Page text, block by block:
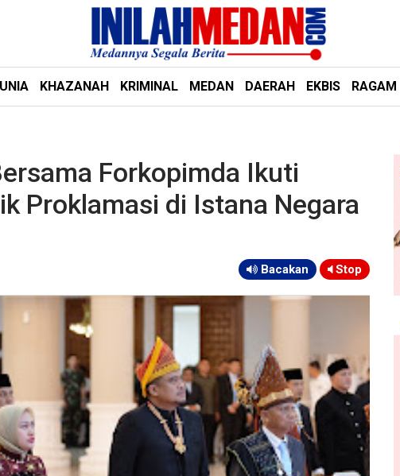
KHAZANAH KRIMINAL MEDAN DAERAH EKBIS RAGAM
Forkopimda Ikuti
Proklamasi di Istana Negara
Bacakan Stop